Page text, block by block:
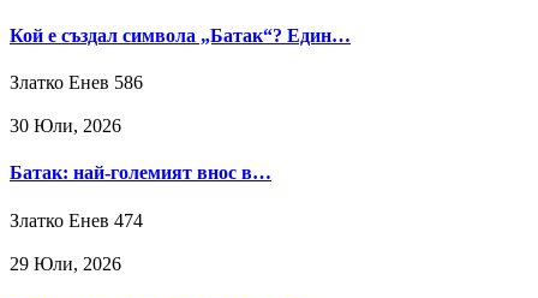
Кой е създал символа „Батак“? Един…
Златко Енев 586
30 Юли, 2026
Батак: най-големият внос в…
Златко Енев 474
29 Юли, 2026